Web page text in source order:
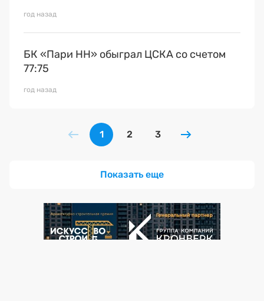
год назад
БК «Пари НН» обыграл ЦСКА со счетом
77:75
год назад
1 2 3
Показать еще